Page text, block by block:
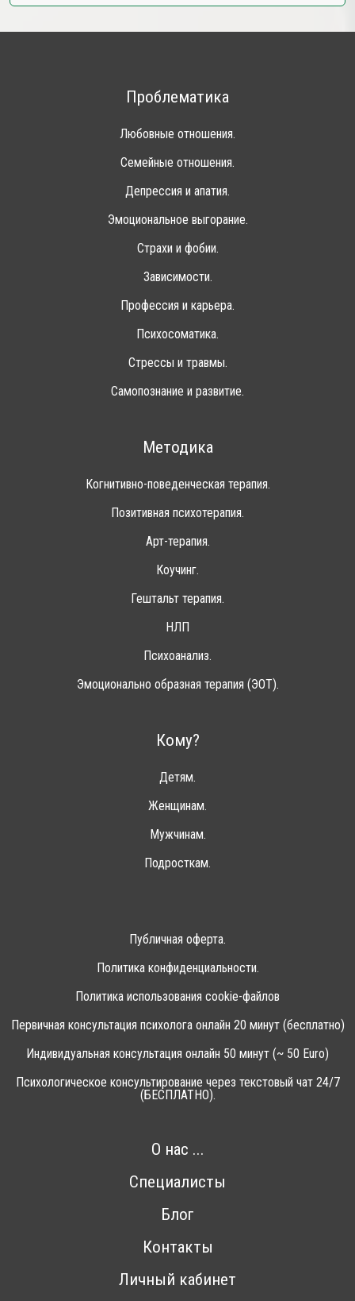
Проблематика
Любовные отношения.
Семейные отношения.
Депрессия и апатия.
Эмоциональное выгорание.
Страхи и фобии.
Зависимости.
Профессия и карьера.
Психосоматика.
Стрессы и травмы.
Самопознание и развитие.
Методика
Когнитивно-поведенческая терапия.
Позитивная психотерапия.
Арт-терапия.
Коучинг.
Гештальт терапия.
НЛП
Психоанализ.
Эмоционально образная терапия (ЭОТ).
Кому?
Детям.
Женщинам.
Мужчинам.
Подросткам.
Публичная оферта.
Политика конфиденциальности.
Политика использования cookie-файлов
Первичная консультация психолога онлайн 20 минут (бесплатно)
Индивидуальная консультация онлайн 50 минут (~ 50 Euro)
Психологическое консультирование через текстовый чат 24/7
(БЕСПЛАТНО).
О нас ...
Специалисты
Блог
Контакты
Личный кабинет